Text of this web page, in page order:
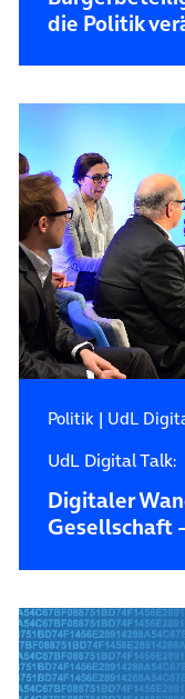
die Politik
Politik| UdL
UdL Digital Talk:
Digitaler
Gesellschaft